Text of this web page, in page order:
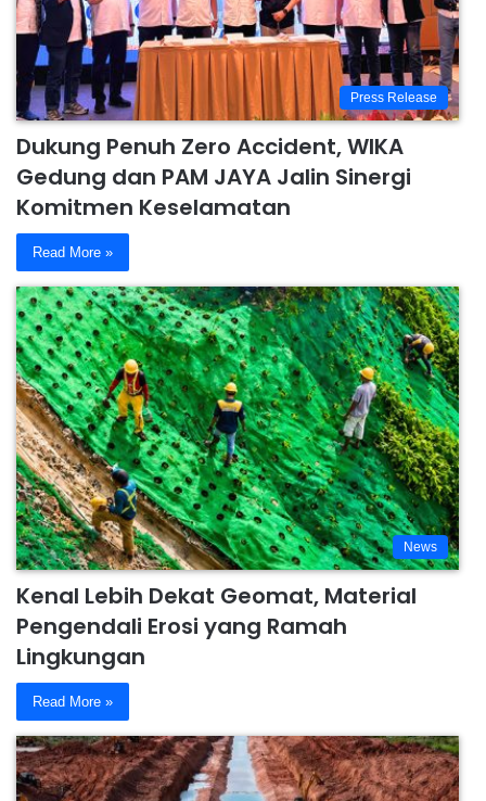
Press Release
Dukung Penuh Zero Accident, WIKA
Gedung dan PAM JAYA Jalin Sinergi
Komitmen Keselamatan
Read More »
News
Kenal Lebih Dekat Geomat, Material
Pengendali Erosi yang Ramah
Lingkungan
Read More »